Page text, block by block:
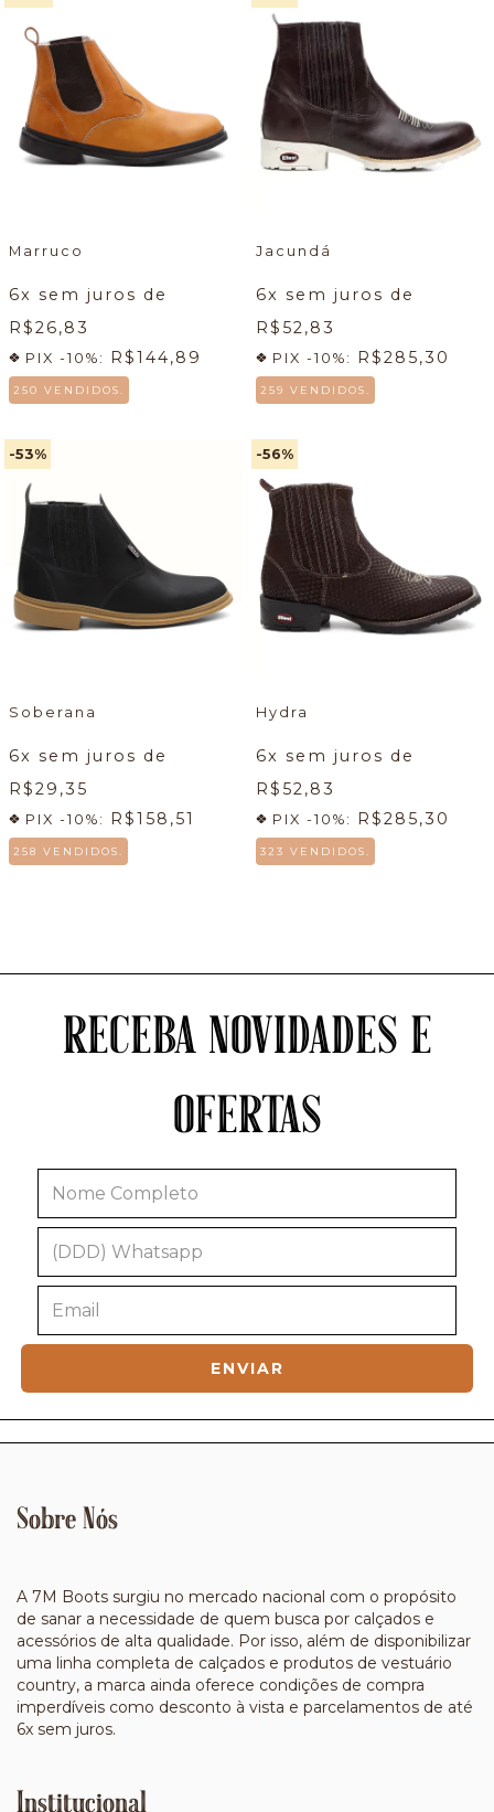
Marruco
6x sem juros de
R$26,83
PIX -10%: R$144,89
250 VENDIDOS.
Jacundá
6x sem juros de
R$52,83
PIX -10%: R$285,30
259 VENDIDOS.
-53%
Soberana
6x sem juros de
R$29,35
PIX -10%: R$158,51
258 VENDIDOS.
-56%
Hydra
6x sem juros de
R$52,83
PIX -10%: R$285,30
323 VENDIDOS.
RECEBA NOVIDADES E
OFERTAS
Sobre Nós
A 7M Boots surgiu no mercado nacional com o propósito
de sanar a necessidade de quem busca por calçados e
acessórios de alta qualidade. Por isso, além de disponibilizar
uma linha completa de calçados e produtos de vestuário
country, a marca ainda oferece condições de compra
imperdíveis como desconto à vista e parcelamentos de até
6x sem juros.
Institucional